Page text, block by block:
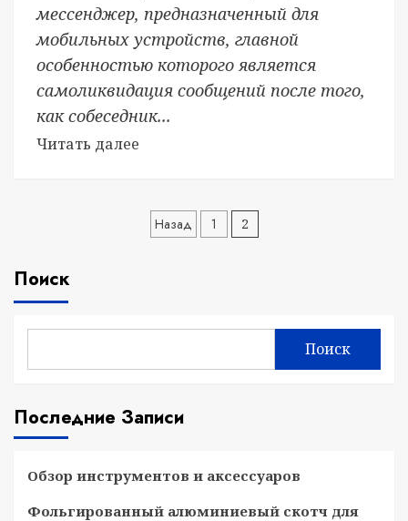
мессенджер, предназначенный для
мобильных устройств, главной
особенностью которого является
самоликвидация сообщений после того,
как собеседник...
Читать далее
Пагинация
Назад 1 2
Поиск
Поиск
Последние Записи
Обзор инструментов и аксессуаров
Фольгированный алюминиевый скотч для